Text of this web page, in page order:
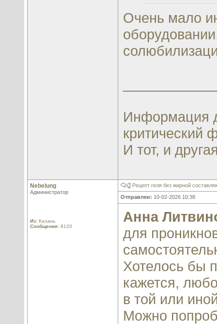
Очень мало
Информация
критический
И тот, и
Nebelung
Администратор
Из: Казань
Сообщения: 8120
Рецепт геля без жирной
Отправлен: 10-02-2026 10:38
Анна
для
Хотелось бы
кажется,
в той или
Можно